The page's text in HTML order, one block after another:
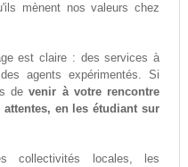
mènent nos valeurs chez
est claire : des services à
agents expérimentés. Si
devenir à votre rencontre
en les étudiant sur
collectivités locales, les